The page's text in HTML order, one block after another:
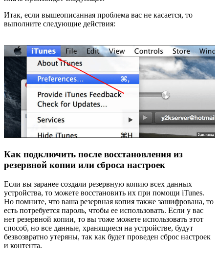
Итак, если вышеописанная проблема вас не касается, то
выполните следующие действия:
Как подключить после восстановления из
резервной копии или сброса настроек
Если вы заранее создали резервную копию всех данных
устройства, то можете восстановить их при помощи iTunes.
Но помните, что ваша резервная копия также зашифрована, то
есть потребуется пароль, чтобы ее использовать. Если у вас
нет резервной копии, то вы тоже можете использовать этот
способ, но все данные, хранящиеся на устройстве, будут
безвозвратно утеряны, так как будет проведен сброс настроек
и контента.